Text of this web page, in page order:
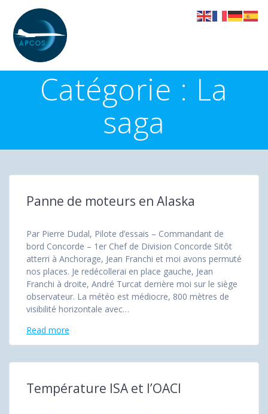
Catégorie : La
saga
Panne de moteurs en Alaska
Par Pierre Dudal, Pilote d’essais – Commandant de
bord Concorde – 1er Chef de Division Concorde Sitôt
atterri à Anchorage, Jean Franchi et moi avons permuté
nos places. Je redécollerai en place gauche, Jean
Franchi à droite, André Turcat derrière moi sur le siège
observateur. La météo est médiocre, 800 mètres de
visibilité horizontale avec…
Read more
Température ISA et l’OACI